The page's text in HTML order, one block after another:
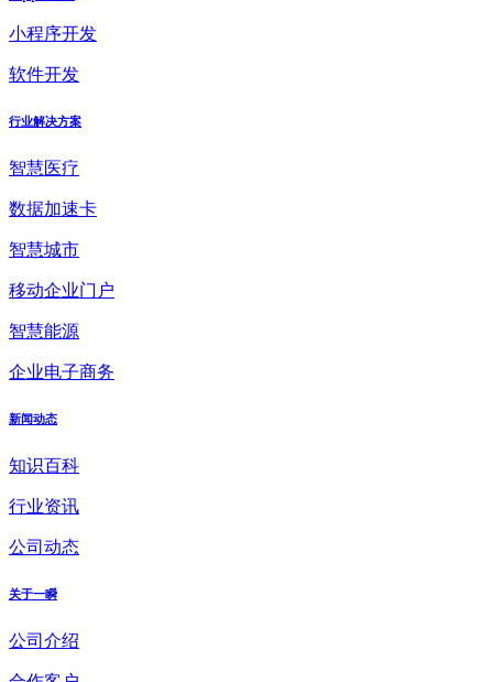
小程序开发
软件开发
行业解决方案
智慧医疗
数据加速卡
智慧城市
移动企业门户
智慧能源
企业电子商务
新闻动态
知识百科
行业资讯
公司动态
关于一瞬
公司介绍